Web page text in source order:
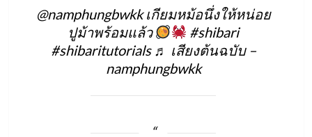
@namphungbwkkเกียมหม้อนึ่งให้หน่อย
ปูม้าพร้อมแล้ว
#shibari
#shibaritutorials ♬ เสียงต้นฉบับ –
namphungbwkk